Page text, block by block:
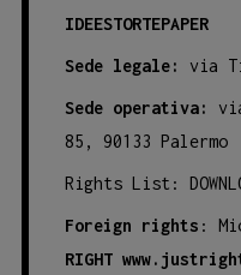
IDEESTORTEPAPER
Sede legale: via
Sede operativa:
85, 90133 Palermo
Rights List:
Foreign rights :
RIGHT